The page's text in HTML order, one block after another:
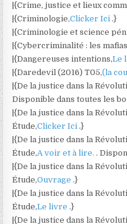
|{Crime, justice et lieux
|{Criminologie,Clicker Ici.}
|{Criminologie et science
|{Cybercriminalité : les
|{Dangereuses intentions,Le
|{Daredevil (2016) T05,(la
|{De la justice dans la
Disponible dans toutes les
|{De la justice dans la
Étude,Clicker Ici.}
|{De la justice dans la
Étude,A voir et à lire..
|{De la justice dans la
Étude,Ouvrage.}
|{De la justice dans la
Étude,Le livre.}
|{De la justice dans la